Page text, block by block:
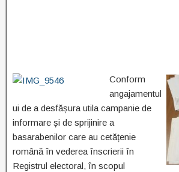
Conform
angajamentul
ui de a desfășura utila campanie de
informare și de sprijinire a
basarabenilor care au cetățenie
română în vederea înscrierii în
Registrul electoral, în scopul